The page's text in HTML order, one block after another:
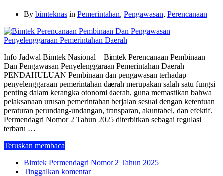
By bimteknas in Pemerintahan, Pengawasan, Perencanaan
Info Jadwal Bimtek Nasional – Bimtek Perencanaan Pembinaan
Dan Pengawasan Penyelenggaraan Pemerintahan Daerah
PENDAHULUAN Pembinaan dan pengawasan terhadap
penyelenggaraan pemerintahan daerah merupakan salah satu fungsi
penting dalam kerangka otonomi daerah, guna memastikan bahwa
pelaksanaan urusan pemerintahan berjalan sesuai dengan ketentuan
peraturan perundang-undangan, transparan, akuntabel, dan efektif.
Permendagri Nomor 2 Tahun 2025 diterbitkan sebagai regulasi
terbaru …
Teruskan membaca
Bimtek Permendagri Nomor 2 Tahun 2025
Tinggalkan komentar